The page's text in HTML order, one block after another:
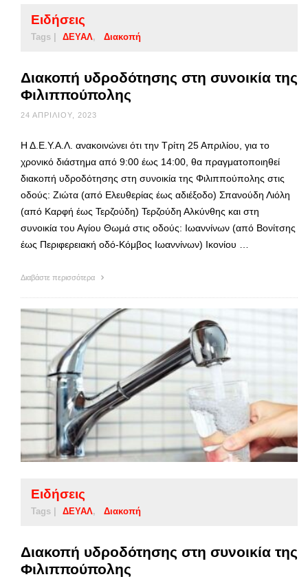
Ειδήσεις
Tags | ΔΕΥΑΛ Διακοπή
Διακοπή υδροδότησης στη συνοικία της
Φιλιππούπολης
24 ΑΠΡΙΛΊΟΥ, 2023
Η Δ.Ε.Υ.Α.Λ. ανακοινώνει ότι την Τρίτη 25 Απριλίου, για το
χρονικό διάστημα από 9:00 έως 14:00, θα πραγματοποιηθεί
διακοπή υδροδότησης στη συνοικία της Φιλιππούπολης στις
οδούς: Ζιώτα (από Ελευθερίας έως αδιέξοδο) Σπανούδη Λιόλη
(από Καρφή έως Τερζούδη) Τερζούδη Αλκύνθης και στη
συνοικία του Αγίου Θωμά στις οδούς: Ιωαννίνων (από Βονίτσης
έως Περιφερειακή οδό-Κόμβος Ιωαννίνων) Ικονίου …
Διαβάστε περισσότερα
Ειδήσεις
Tags | ΔΕΥΑΛ Διακοπή
Διακοπή υδροδότησης στη συνοικία της
Φιλιππούπολης